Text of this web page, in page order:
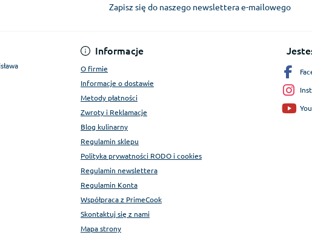
Zapisz się do naszego newslettera e-mailowego
Regulamin Konta
Informacje
O firmie
Informacje o dostawie
Metody płatności
Zwroty i Reklamacje
Blog kulinarny
Regulamin sklepu
Polityka prywatności RODO i cookies
Regulamin newslettera
Regulamin Konta
Współpraca z PrimeCook
Skontaktuj się z nami
Mapa strony